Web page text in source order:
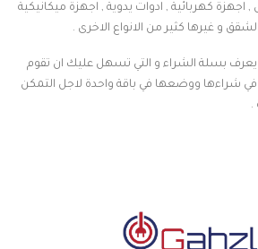
اجهزة كهربائية , ادوات يدوية , اجهزة ميكانيكية
و غيرها كثير من الانواع الاخرى .
بسلة الشراء و التي تسهل عليك ان تقوم
في شراءها ووضعها في باقة واحدة لاجل التمكن
.